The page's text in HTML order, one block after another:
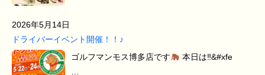
2026年5月14日
ドライバーイベント開催！！♪
ゴルフマンモス博多店です
本日は‼&#xfe